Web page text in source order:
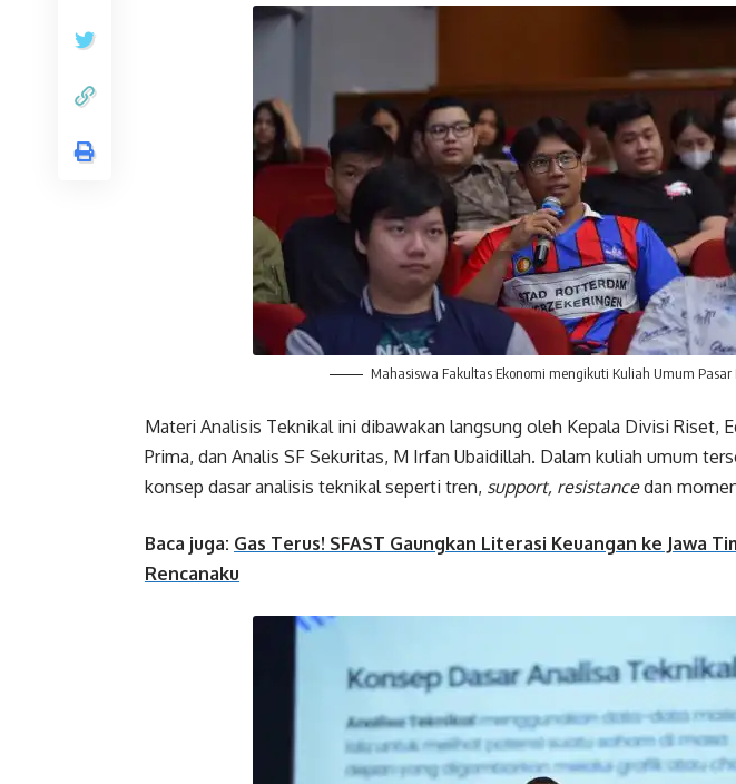
Mahasiswa Fakultas Ekonomi mengikuti Kuliah Umum Pasar
Materi Analisis Teknikal ini dibawakan langsung oleh Kepala Divisi Riset,
Prima, dan Analis SF Sekuritas, M Irfan Ubaidillah. Dalam kuliah umum
konsep dasar analisis teknikal seperti tren, support, resistancedan
Baca juga: Gas Terus! SFAST Gaungkan Literasi Keuangan ke Jawa
Rencanaku